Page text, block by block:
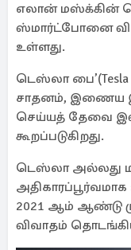
எலான் மஸ்க்கின்
ஸ்மார்ட்போனை
உள்ளது.
டெஸ்லா
சாதனம், இணைய
செய்யத் தேவை
கூறப்படுகிறது.
டெஸ்லா அல்லது
2021 ஆம் ஆண்டு
விவாதம்